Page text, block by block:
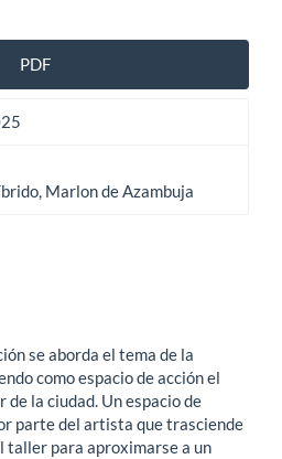
PDF
Marlon de Azambuja
se aborda el tema de la
como espacio de acción el
la ciudad. Un espacio de
parte del artista que trasciende
taller para aproximarse a un